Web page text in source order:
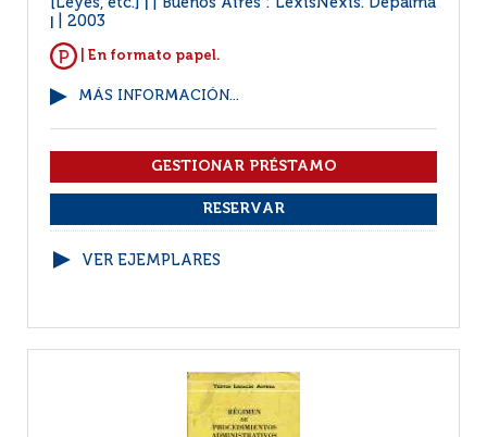
[Leyes, etc.]
Buenos Aires : LexisNexis. Depalma
2003
| En formato papel.
MÁS INFORMACIÓN...
VER EJEMPLARES